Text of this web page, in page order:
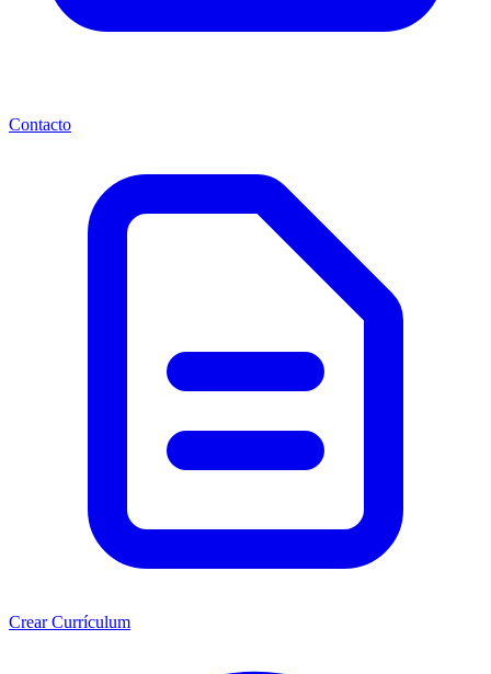
Contacto
Crear Currículum